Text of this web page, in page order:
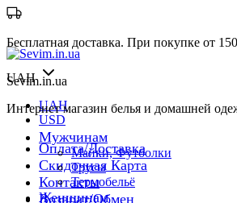
Бесплатная доставка. При покупке от
UAH
UAH
USD
Оплата/Доставка
Скидочная Карта
Контакты
Возврат/Обмен
Sevim.in.ua
Интернет магазин белья и домашней
Мужчинам
Майки, Футболки
Трусы
Термобельё
Женщинам